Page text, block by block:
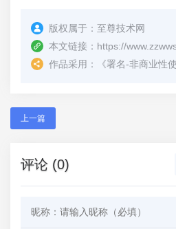
版权属于： 至尊技术网
本文链接： https://
作品采用：
《署名-非商业性使用-相同方
上一篇
评论 (0)